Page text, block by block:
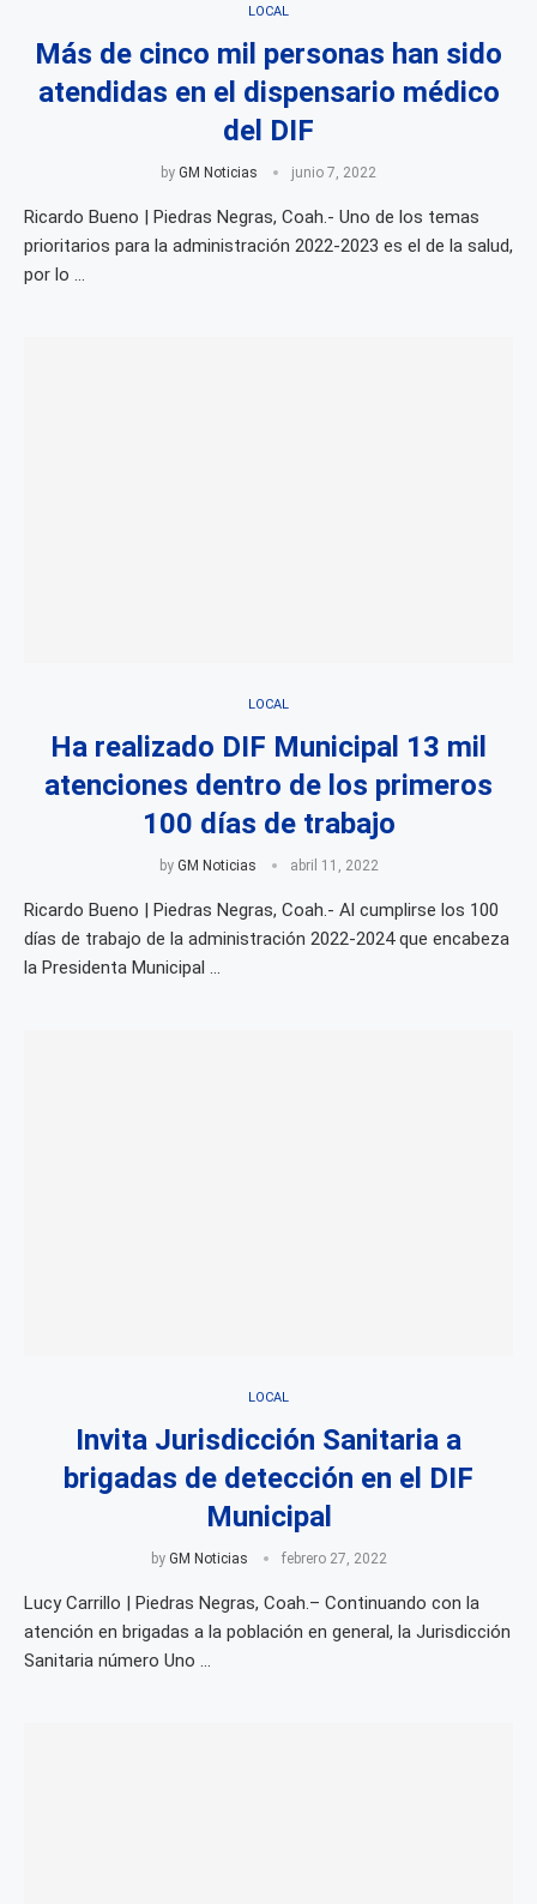
LOCAL
Más de cinco mil personas han sido
atendidas en el dispensario médico
del DIF
by GM Noticias junio 7, 2022
Ricardo Bueno | Piedras Negras, Coah.- Uno de los temas
prioritarios para la administración 2022-2023 es el de la salud,
por lo …
LOCAL
Ha realizado DIF Municipal 13 mil
atenciones dentro de los primeros
100 días de trabajo
by GM Noticias abril 11, 2022
Ricardo Bueno | Piedras Negras, Coah.- Al cumplirse los 100
días de trabajo de la administración 2022-2024 que encabeza
la Presidenta Municipal …
LOCAL
Invita Jurisdicción Sanitaria a
brigadas de detección en el DIF
Municipal
by GM Noticias febrero 27, 2022
Lucy Carrillo | Piedras Negras, Coah.– Continuando con la
atención en brigadas a la población en general, la Jurisdicción
Sanitaria número Uno …